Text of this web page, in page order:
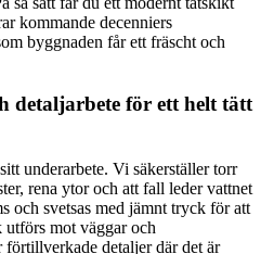
kommande decenniers
byggnaden får ett fräscht och
detaljarbete för ett helt tätt
underarbete. Vi säkerställer torr
rena ytor och att fall leder vattnet
och svetsas med jämnt tryck för att
mot väggar och
detaljer där det är